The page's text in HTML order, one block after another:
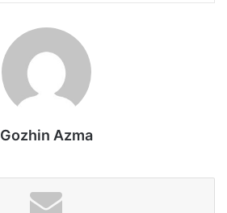
Gozhin Azma